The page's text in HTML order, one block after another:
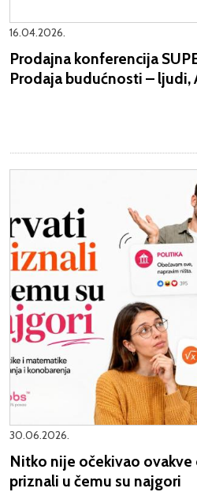
16.04.2026.
Prodajna konferencija
Prodaja budućnosti – ljudi,
30.06.2026.
Nitko nije očekivao
priznali u čemu su najgori